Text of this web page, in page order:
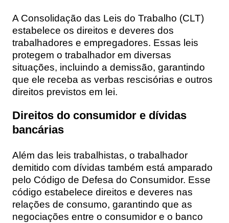
A Consolidação das Leis do Trabalho (CLT)
estabelece os direitos e deveres dos
trabalhadores e empregadores. Essas leis
protegem o trabalhador em diversas
situações, incluindo a demissão, garantindo
que ele receba as verbas rescisórias e outros
direitos previstos em lei.
Direitos do consumidor e dívidas
bancárias
Além das leis trabalhistas, o trabalhador
demitido com dívidas também está amparado
pelo Código de Defesa do Consumidor. Esse
código estabelece direitos e deveres nas
relações de consumo, garantindo que as
negociações entre o consumidor e o banco